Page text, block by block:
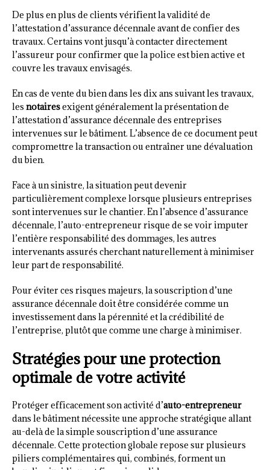
De plus en plus de clients vérifient la validité de
l’attestation d’assurance décennale avant de confier des
travaux. Certains vont jusqu’à contacter directement
l’assureur pour confirmer que la police est bien active et
couvre les travaux envisagés.
En cas de vente du bien dans les dix ans suivant les travaux,
les notairesexigent généralement la présentation de
l’attestation d’assurance décennale des entreprises
intervenues sur le bâtiment. L’absence de ce document peut
compromettre la transaction ou entraîner une dévaluation
du bien.
Face à un sinistre, la situation peut devenir
particulièrement complexe lorsque plusieurs entreprises
sont intervenues sur le chantier. En l’absence d’assurance
décennale, l’auto-entrepreneur risque de se voir imputer
l’entière responsabilité des dommages, les autres
intervenants assurés cherchant naturellement à minimiser
leur part de responsabilité.
Pour éviter ces risques majeurs, la souscription d’une
assurance décennale doit être considérée comme un
investissement dans la pérennité et la crédibilité de
l’entreprise, plutôt que comme une charge à minimiser.
Stratégies pour une protection
optimale de votre activité
Protéger efficacement son activité d’auto-entrepreneur
dans le bâtiment nécessite une approche stratégique allant
au-delà de la simple souscription d’une assurance
décennale. Cette protection globale repose sur plusieurs
piliers complémentaires qui, combinés, forment un